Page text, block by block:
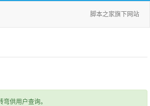
脚本之家旗下网站
供用户查询。